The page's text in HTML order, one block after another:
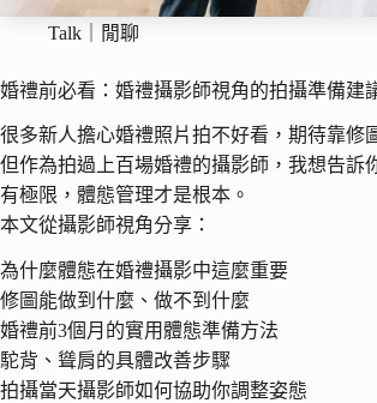
Talk｜閒聊
婚禮前必看：婚禮攝影師視角的拍攝準備建
很多新人擔心婚禮照片拍不好看，期待靠修
但作為拍過上百場婚禮的攝影師，我想告訴
有極限，體態管理才是根本。
本文從攝影師視角分享：
為什麼體態在婚禮攝影中這麼重要
修圖能做到什麼、做不到什麼
婚禮前3個月的實用體態準備方法
駝背、聳肩的具體改善步驟
拍攝當天攝影師如何協助你調整姿態